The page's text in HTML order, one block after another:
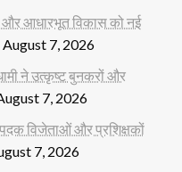
और आधारभूत विकास को नई
August 7, 2026
ने उत्कृष्ट बुनकरों और
7, 2026
विजेताओं और प्रशिक्षकों
7, 2026